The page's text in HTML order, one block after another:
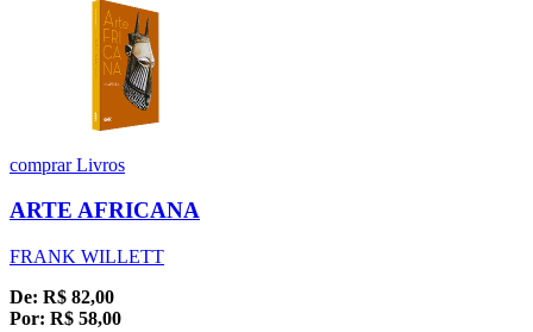
comprarLivros
ARTE AFRICANA
FRANK WILLETT
De: R$ 82,00
Por: R$ 58,00